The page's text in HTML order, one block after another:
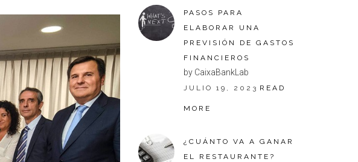
PASOS PARA
ELABORAR UNA
PREVISIÓN DE GASTOS
FINANCIEROS
by CaixaBankLab
JULIO 19, 2023 READ
MORE
¿CUÁNTO VA A GANAR
EL RESTAURANTE?